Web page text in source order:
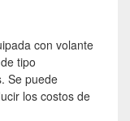
con volante
tipo
Se puede
los costos de